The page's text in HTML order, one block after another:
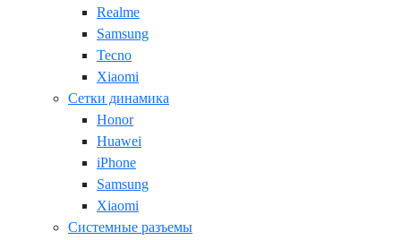
Realme
Samsung
Tecno
Xiaomi
Сетки динамика
Honor
Huawei
iPhone
Samsung
Xiaomi
Системные разъемы